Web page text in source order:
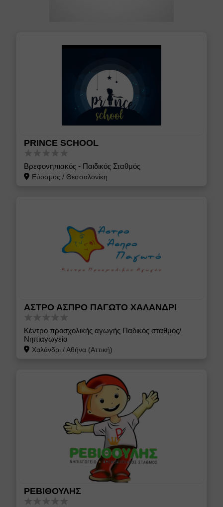
PRINCE SCHOOL
Βρεφονηπιακός - Παιδικός Σταθμός
Εύοσμος / Θεσσαλονίκη
ΑΣΤΡΟ ΑΣΠΡΟ ΠΑΓΩΤΟ ΧΑΛΑΝΔΡΙ
Κέντρο προσχολικής αγωγής Παδικός σταθμός/
Νηπιαγωγείο
Χαλάνδρι /Αθήνα (Αττική)
ΡΕΒΙΘΟΥΛΗΣ